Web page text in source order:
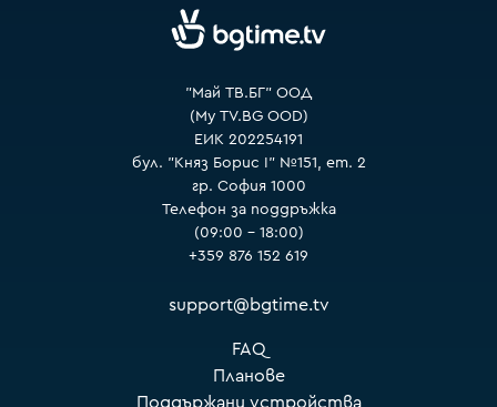
"Май ТВ.БГ" ООД
(My TV.BG OOD)
ЕИК 202254191
бул. "Княз Борис I" №151, ет. 2
гр. София 1000
Телефон за поддръжка
(09:00 – 18:00)
+359 876 152 619
support@bgtime.tv
FAQ
Планове
Поддържани устройства